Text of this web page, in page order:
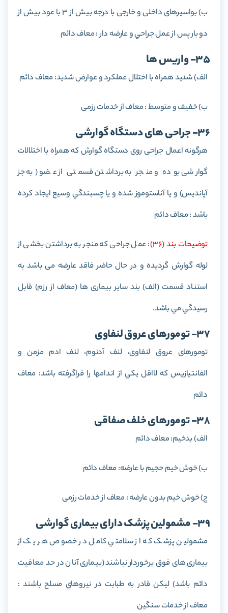
ب) بواسيرهای داخلی و خارجی با درجه بيش از 3 با عود بيش از
دو بار پس از عمل جراحي و عارضه دار : معاف دائم
35- واریس ها
الف) شديد همراه با اختلال عملكرد و عوارض شديد: معاف دائم
ب) خفيف و متوسط : معاف از خدمات رزمی
36- جراحی های دستگاه گوارشی
هرگونه اعمال جراحی روی دستگاه گوارش که همراه با اختلالات
گوارشی بوده و منجر به برداشتن قسمتی از عضو (به جز
آپانديس) و يا آناستوموز شده و يا چسبندگي وسيع ايجاد كرده
باشد : معاف دائم
توضيحات بند (36)
: عمل جراحی که منجر به برداشتن بخشی از
لوله گوارش گردیده و در حال حاضر فاقد عارضه می باشد به
استناد قسمت (الف) بند سایر بیماری ها (معاف از رزم) قابل
رسیدگي مي باشد.
37- تومورهای عروق لنفاوی
تومورهای عروق لنفاوی، لنف آدنوم، لنف ادم مزمن و
الفانتيازيس كه لااقل يكي از اندامها را فراگرفته باشد: معاف
دائم
38- تومورهای خلف صفاقی
الف) بدخيم: معاف دائم
ب) خوش خيم حجيم با عارضه: معاف دائم
ج) خوش خيم بدون عارضه : معاف از خدمات رزمی
39- مشمولین پزشک دارای بیماری گوارشی
مشمولين پزشک که از سلامتي کامل در خصوص هر يک از
بيماری های فوق برخوردار نباشند (بيماری آنان در حد معافيت
دائم باشد) ليکن قادر به طبابت در نيروهاي مسلح باشند :
معاف از خدمات سنگين